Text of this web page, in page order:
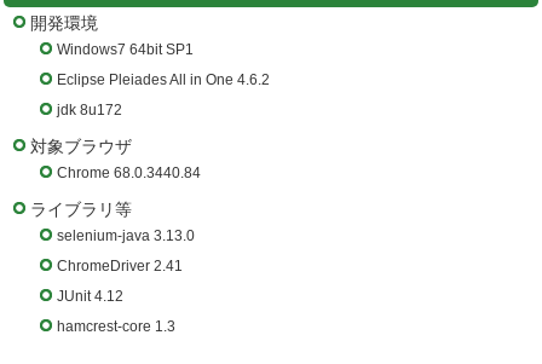
開発環境
Windows7 64bit SP1
Eclipse Pleiades All in One 4.6.2
jdk 8u172
対象ブラウザ
Chrome 68.0.3440.84
ライブラリ等
selenium-java 3.13.0
ChromeDriver 2.41
JUnit 4.12
hamcrest-core 1.3